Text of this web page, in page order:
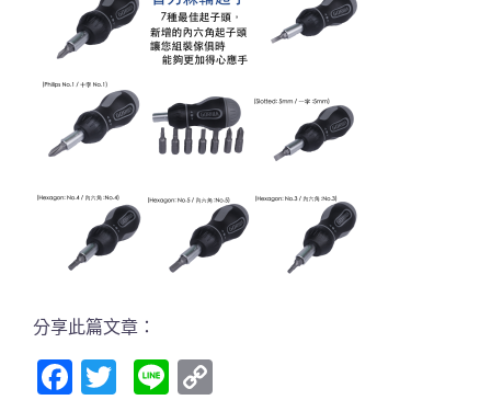
分享此篇文章：
Facebook
Twitter
Line